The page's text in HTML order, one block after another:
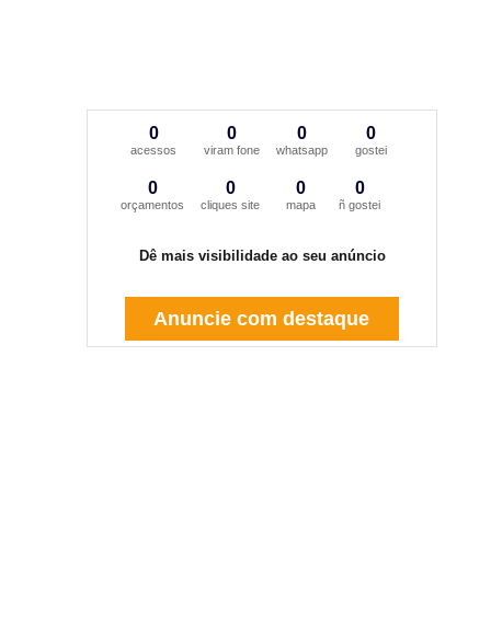
0
acessos
0
viram fone
0
whatsapp
0
gostei
0
orçamentos
0
cliques site
0
mapa
0
ñ gostei
Dê mais visibilidade ao seu anúncio
Anuncie com destaque